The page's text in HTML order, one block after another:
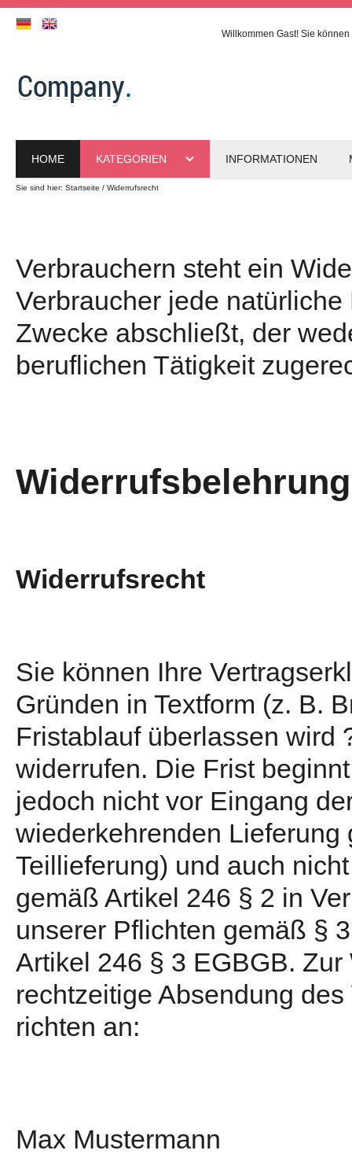
Willkommen Gast! Sie
HOME KATEGORIEN INFORMATIONEN
Sie sind hier: Startseite Widerrufsrecht
Verbrauchern steht ein
Verbraucher jede
Zwecke abschließt, der
beruflichen Tätigkeit
Widerrufsbelehrung
Widerrufsrecht
Sie können Ihre
Gründen in Textform (z. B.
Fristablauf überlassen wird
widerrufen. Die Frist
jedoch nicht vor Eingang
wiederkehrenden
Teillieferung) und auch
gemäß Artikel 246 § 2 in
unserer Pflichten gemäß §
Artikel 246 § 3 EGBGB.
rechtzeitige Absendung
richten an:
Max Mustermann